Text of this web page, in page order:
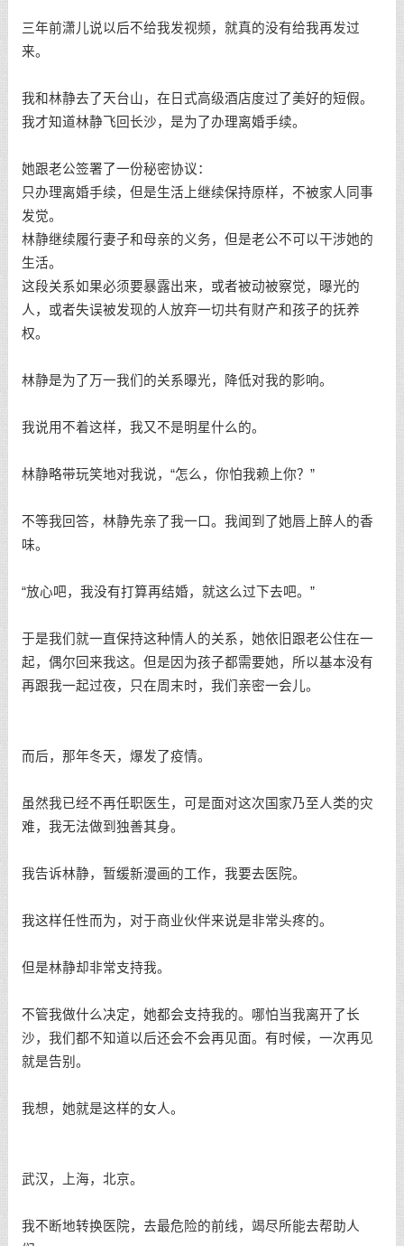
三年前潇儿说以后不给我发视频，就真的没有给我再发过
来。
我和林静去了天台山，在日式高级酒店度过了美好的短假。
我才知道林静飞回长沙，是为了办理离婚手续。
她跟老公签署了一份秘密协议：
只办理离婚手续，但是生活上继续保持原样，不被家人同事
发觉。
林静继续履行妻子和母亲的义务，但是老公不可以干涉她的
生活。
这段关系如果必须要暴露出来，或者被动被察觉，曝光的
人，或者失误被发现的人放弃一切共有财产和孩子的抚养
权。
林静是为了万一我们的关系曝光，降低对我的影响。
我说用不着这样，我又不是明星什么的。
林静略带玩笑地对我说，“怎么，你怕我赖上你？”
不等我回答，林静先亲了我一口。我闻到了她唇上醉人的香
味。
“放心吧，我没有打算再结婚，就这么过下去吧。”
于是我们就一直保持这种情人的关系，她依旧跟老公住在一
起，偶尔回来我这。但是因为孩子都需要她，所以基本没有
再跟我一起过夜，只在周末时，我们亲密一会儿。
而后，那年冬天，爆发了疫情。
虽然我已经不再任职医生，可是面对这次国家乃至人类的灾
难，我无法做到独善其身。
我告诉林静，暂缓新漫画的工作，我要去医院。
我这样任性而为，对于商业伙伴来说是非常头疼的。
但是林静却非常支持我。
不管我做什么决定，她都会支持我的。哪怕当我离开了长
沙，我们都不知道以后还会不会再见面。有时候，一次再见
就是告别。
我想，她就是这样的女人。
武汉，上海，北京。
我不断地转换医院，去最危险的前线，竭尽所能去帮助人